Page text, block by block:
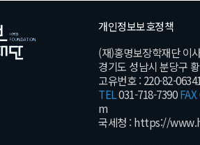
개인정보보호정책
(재)홍명보장학재단 이
경기도 성남시 분당구
고유번호 : 220-82-
TEL031-718-7390FAX
m
국세청 : https://